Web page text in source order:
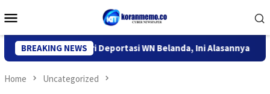
to
Menu
BREAKING NEWS
Kediri Deportasi WN Belanda, Ini Alasannya 9
Home Uncategorized